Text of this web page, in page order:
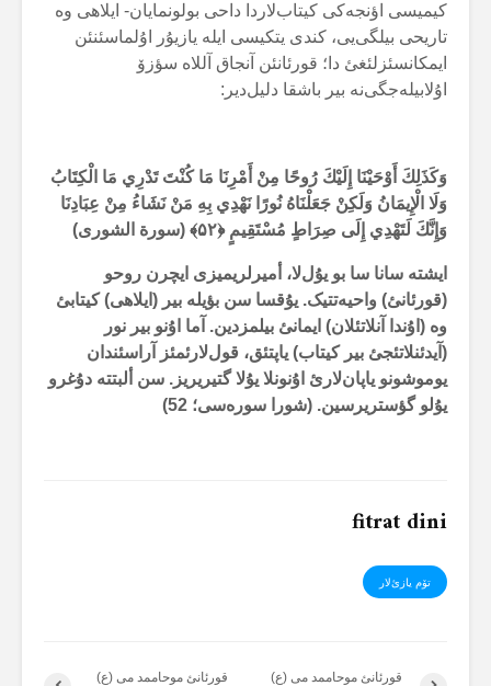
کیمیسی اؤنجەکی کیتاب‌لاردا داحی بولونمایان- ایلاهی وە
تاریحی بیلگی‌یی، کندی یتکیسی ایلە یازیۇر اۇلماسئنئن
ایمکانسئزلئغئ دا؛ قورئانئن آنجاق آللاە سؤزۆ
اۇلابیلەجگی‌نە بیر باشقا دلیل‌دیر:
وَكَذَلِكَ أَوْحَيْنَا إِلَيْكَ رُوحًا مِنْ أَمْرِنَا مَا كُنْتَ تَدْرِي مَا الْكِتَابُ
وَلَا الْإِيمَانُ وَلَكِنْ جَعَلْنَاهُ نُورًا نَهْدِي بِهِ مَنْ نَشَاءُ مِنْ عِبَادِنَا
وَإِنَّكَ لَتَهْدِي إِلَى صِرَاطٍ مُسْتَقِيمٍ ﴿۵۲﴾ (سورة الشوری)
ایشتە سانا سا بو یۇل‌لا، أمیرلریمیزی ایچرن روحو
(قورئانئ) واحیەتتیک. یۇقسا سن بؤیلە بیر (ایلاهی) کیتابئ
وە (اۇندا آنلاتئلان) ایمانئ بیلمزدین. آما اۇنو بیر نور
(آیدئنلاتئجئ بیر کیتاب) یاپتئق، قول‌لارئمئز آراسئندان
یوموشونو یاپان‌لارئ اۇنونلا یۇلا گتیریریز. سن ألبتتە دۇغرو
یۇلو گؤستریرسین. (شورا سورەسی؛ 52
)
fitrat dini
تۆم یازئ‌لار
قورئانئ موحاممد می (ع)
قورئانئ موحاممد می (ع)